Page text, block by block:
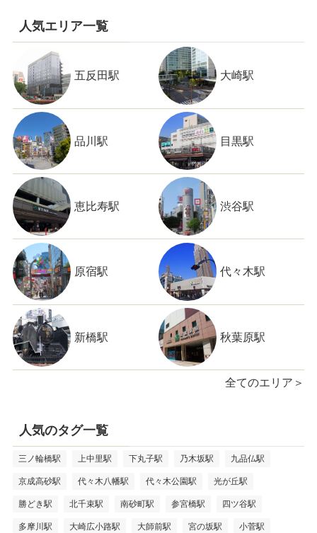
人気エリア一覧
五反田駅 大崎駅
品川駅 目黒駅
恵比寿駅 渋谷駅
原宿駅 代々木駅
新橋駅 秋葉原駅
全てのエリア＞
人気のタグ一覧
三ノ輪橋駅 上中里駅 下丸子駅 乃木坂駅 九品仏駅
京成高砂駅 代々木八幡駅 代々木公園駅 光が丘駅
勝どき駅 北千束駅 南砂町駅 参宮橋駅 四ツ谷駅
多摩川駅 大崎広小路駅 大師前駅 宮の坂駅 小菅駅